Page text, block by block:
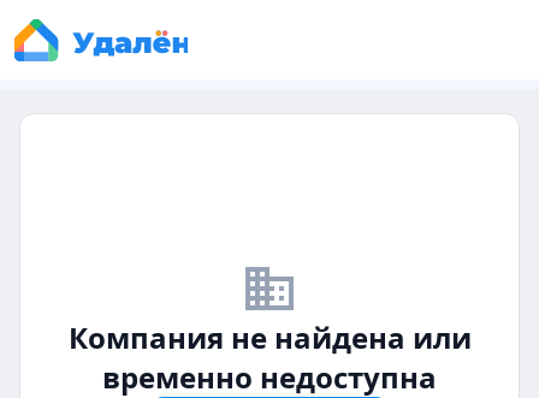
business_off
Компания не найдена или
временно недоступна